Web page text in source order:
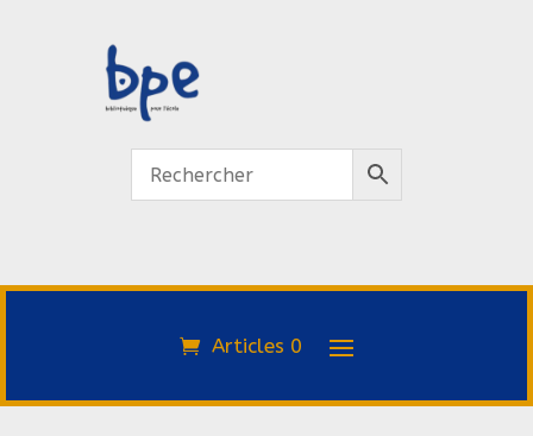
Articles 0